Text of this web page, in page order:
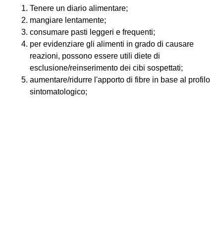
Tenere un diario alimentare;
mangiare lentamente;
consumare pasti leggeri e frequenti;
per evidenziare gli alimenti in grado di causare
reazioni, possono essere utili diete di
esclusione/reinserimento dei cibi sospettati;
aumentare/ridurre l'apporto di fibre in base al profilo
sintomatologico;